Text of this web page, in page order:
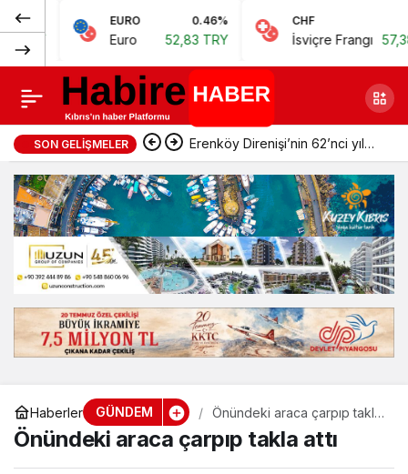
EURO
Euro 52,83 TRY
CHF
İsviçre Frangı 57,38 TRY
SON GELIŞMELER Erenköy Direnişi’nin 62’nci yıl
dönümünde şehitler törenle
anıldı
Haberler GÜNDEM
Önündeki araca çarpıp takla
Önündeki araca çarpıp takla attı
Dikkatsizlik kaza
getirdi